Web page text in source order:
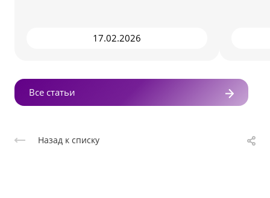
17.02.2026
Все статьи
Назад к списку